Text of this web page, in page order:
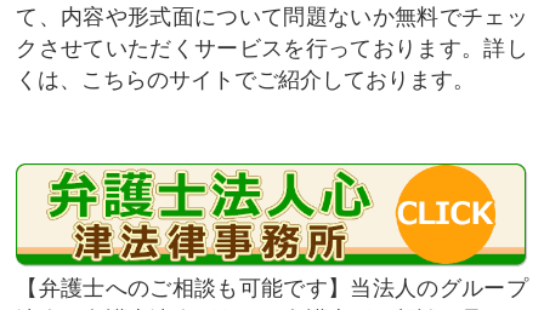
て、内容や形式面について問題ないか無料でチェッ
クさせていただくサービスを行っております。詳し
くは、こちらのサイトでご紹介しております。
弁護士へのご相談も可能です
当法人のグループ